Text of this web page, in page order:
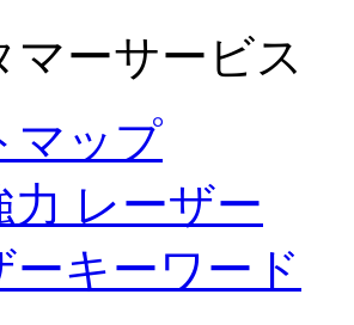
マーサービス
マップ
力 レーザー
ーキーワード